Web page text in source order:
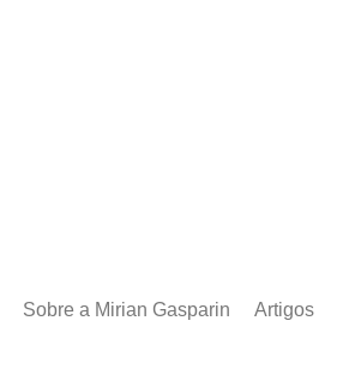
Sobre a Mirian Gasparin Artigos